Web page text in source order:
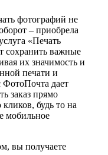
фотографий не
– приобрела
«Печать
сохранить важные
их значимость и
печати и
дает
заказ прямо
будь то на
мобильное
вы получаете